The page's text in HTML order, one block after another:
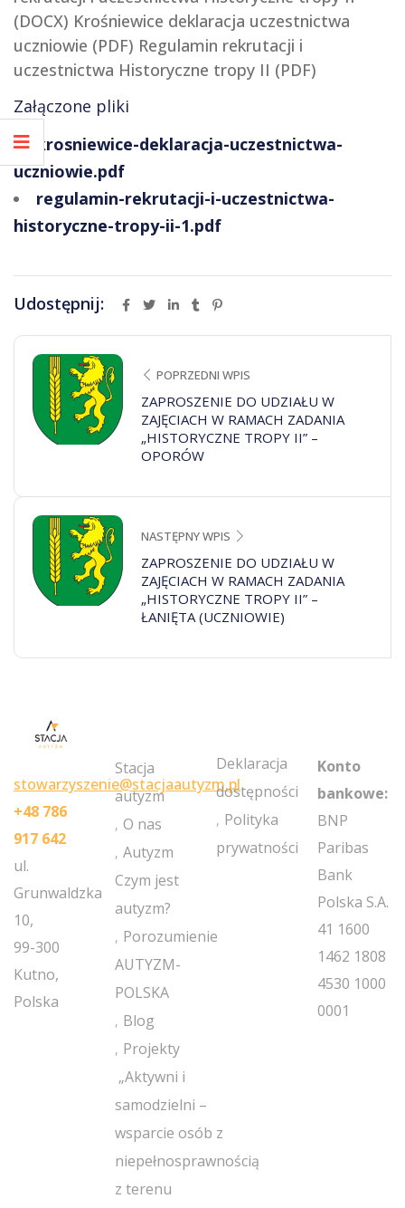
(DOCX) Krośniewice deklaracja uczestnictwa
uczniowie (PDF) Regulamin rekrutacji i
uczestnictwa Historyczne tropy II (PDF)
Załączone pliki
krosniewice-deklaracja-uczestnictwa-
uczniowie.pdf
regulamin-rekrutacji-i-uczestnictwa-
historyczne-tropy-ii-1.pdf
Udostępnij:
POPRZEDNI WPIS
ZAPROSZENIE DO UDZIAŁU W
ZAJĘCIACH W RAMACH ZADANIA
„HISTORYCZNE TROPY II” –
OPORÓW
NASTĘPNY WPIS
ZAPROSZENIE DO UDZIAŁU W
ZAJĘCIACH W RAMACH ZADANIA
„HISTORYCZNE TROPY II” –
ŁANIĘTA (UCZNIOWIE)
stowarzyszenie@stacjaautyzm.pl
+48 786
917 642
ul.
Grunwaldzka
10,
99-300
Kutno,
Polska
Stacja
autyzm
O nas
Autyzm
Czym jest
autyzm?
Porozumienie
AUTYZM-
POLSKA
Blog
Projekty
„Aktywni i
samodzielni –
wsparcie osób z
niepełnosprawnością
z terenu
Deklaracja
dostępności
Polityka
prywatności
Konto
bankowe:
BNP
Paribas
Bank
Polska S.A.
41 1600
1462 1808
4530 1000
0001